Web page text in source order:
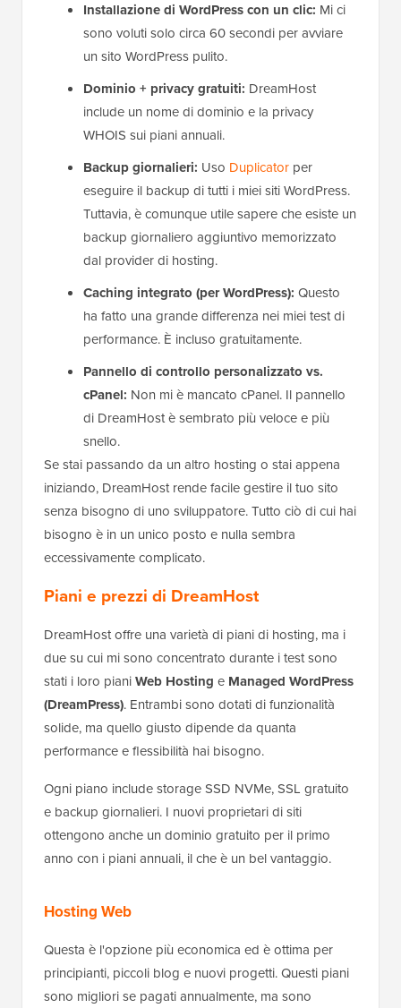
Installazione di WordPress con un clic: Mi ci
sono voluti solo circa 60 secondi per avviare
un sito WordPress pulito.
Dominio + privacy gratuiti: DreamHost
include un nome di dominio e la privacy
WHOIS sui piani annuali.
Backup giornalieri: Uso Duplicator per
eseguire il backup di tutti i miei siti WordPress.
Tuttavia, è comunque utile sapere che esiste un
backup giornaliero aggiuntivo memorizzato
dal provider di hosting.
Caching integrato (per WordPress): Questo
ha fatto una grande differenza nei miei test di
performance. È incluso gratuitamente.
Pannello di controllo personalizzato vs.
cPanel: Non mi è mancato cPanel. Il pannello
di DreamHost è sembrato più veloce e più
snello.
Se stai passando da un altro hosting o stai appena
iniziando, DreamHost rende facile gestire il tuo sito
senza bisogno di uno sviluppatore. Tutto ciò di cui hai
bisogno è in un unico posto e nulla sembra
eccessivamente complicato.
Piani e prezzi di DreamHost
DreamHost offre una varietà di piani di hosting, ma i
due su cui mi sono concentrato durante i test sono
stati i loro pianiWeb Hosting e Managed WordPress
(DreamPress). Entrambi sono dotati di funzionalità
solide, ma quello giusto dipende da quanta
performance e flessibilità hai bisogno.
Ogni piano include storage SSD NVMe, SSL gratuito
e backup giornalieri. I nuovi proprietari di siti
ottengono anche un dominio gratuito per il primo
anno con i piani annuali, il che è un bel vantaggio.
Hosting Web
Questa è l'opzione più economica ed è ottima per
principianti, piccoli blog e nuovi progetti. Questi piani
sono migliori se pagati annualmente, ma sono